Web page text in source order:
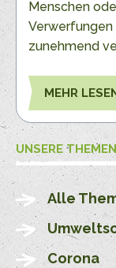
Menschen
zunehmend
MEHR
UNSERE THEMEN
Alle
Corona